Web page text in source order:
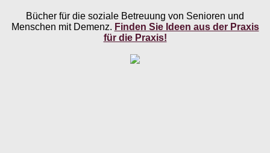
Bücher für die soziale Betreuung von Senioren und
Menschen mit Demenz. Finden Sie Ideen aus der Praxis
für die Praxis!